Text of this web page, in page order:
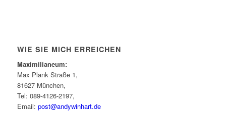
WIE SIE MICH ERREICHEN
Maximilianeum:
Max Plank Straße 1,
81627 München,
Tel: 089-4126-2197,
Email: post@andywinhart.de